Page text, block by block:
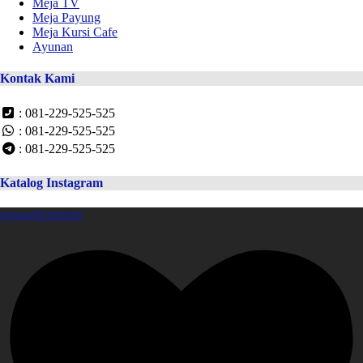
Meja TV
Meja Payung
Meja Kursi Cafe
Ayunan
Kontak Kami
: 081-229-525-525
: 081-229-525-525
: 081-229-525-525
Katalog Instagram
amanahfurniture